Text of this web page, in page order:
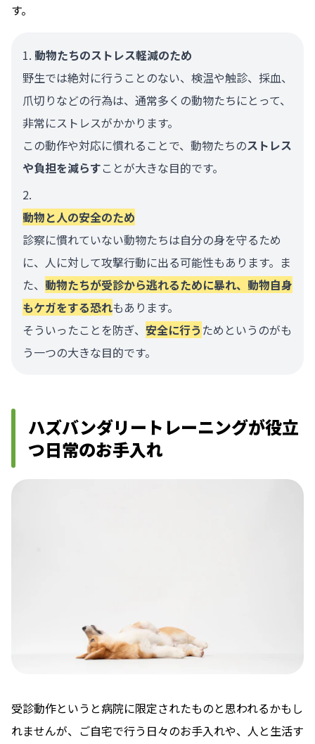
す。
動物たちのストレス軽減のため
野生では絶対に行うことのない、検温や触診、採血、
爪切りなどの行為は、通常多くの動物たちにとって、
非常にストレスがかかります。
この動作や対応に慣れることで、動物たちのストレス
や負担を減らすことが大きな目的です。
動物と人の安全のため
診察に慣れていない動物たちは自分の身を守るため
に、人に対して攻撃行動に出る可能性もあります。ま
た、 動物たちが受診から逃れるために暴れ、動物自身
もケガをする恐れもあります。
そういったことを防ぎ、 安全に行う ためというのがも
う一つの大きな目的です。
ハズバンダリートレーニングが役立
つ日常のお手入れ
受診動作というと病院に限定されたものと思われるかもし
れませんが、ご自宅で行う日々のお手入れや、人と生活す